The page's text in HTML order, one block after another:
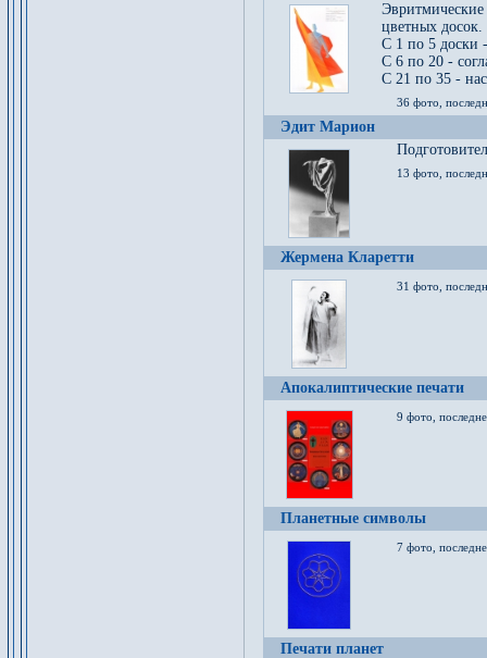
цветных досок.
С 1 по 5 доски
С 6 по 20 -
С 21 по 35 -
36 фото,
Эдит Марион
13 фото,
Жермена Кларетти
31 фото,
Апокалиптические печати
9 фото,
Планетные символы
7 фото,
Печати планет